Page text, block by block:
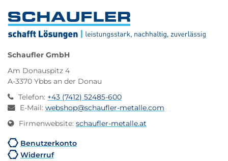
Schaufler GmbH
Am Donauspitz 4
A-3370 Ybbs an der Donau
Telefon: +43 (7412) 52485-600
E-Mail: webshop@schaufler-metalle.com
Firmenwebsite: schaufler-metalle.at
Benutzerkonto
Widerruf